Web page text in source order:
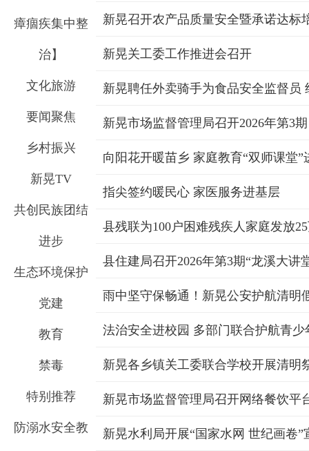
瘴痼疾集中整
治】
文化旅游
要闻聚焦
乡村振兴
新晃TV
共创民族团结
进步
生态环境保护
党建
教育
禁毒
特别推荐
防溺水安全教
新晃召开农产品质量安全暨承诺达标
新晃关工委工作推进会召开
新晃聘任外卖骑手为食品安全监督员
向阳花开暖苗乡 家庭教育“双师课堂”
指尖签约暖民心 家医服务进基层
县残联为100户困难残疾人家庭发放
县住建局召开2026年第3期“龙溪大讲
雨中坚守保畅通！新晃公安护航清明
法治安全进校园 多部门联合护航青少
新晃各乡镇关工委联合学校开展清明
新晃水利局开展“国家水网 世纪画卷”